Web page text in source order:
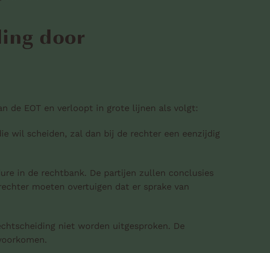
door
de EOT en verloopt in grote lijnen als volgt:
wil scheiden, zal dan bij de rechter een eenzijdig
in de rechtbank. De partijen zullen conclusies
moeten overtuigen dat er sprake van
niet worden uitgesproken. De